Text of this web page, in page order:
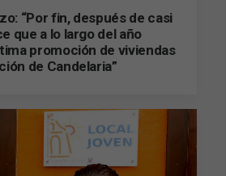
“Por fin, después de casi
que a lo largo del año
promoción de viviendas
de Candelaria”